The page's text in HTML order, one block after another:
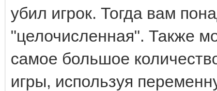
убил игрок. Тогда вам
"целочисленная". Также
самое большое
игры, используя